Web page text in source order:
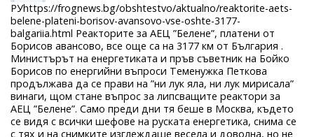
РУhttps://frognews.bg/obshtestvo/aktualno/reaktorite-aets-
belene-plateni-borisov-avansovo-vse-oshte-3177-
balgariia.html Реакторите за АЕЦ ”Белене”, платени от
Борисов авансово, все още са на 3177 км от България .
Министърът на енергетиката и пръв съветник на Бойко
Борисов по енергийни въпроси Теменужка Петкова
продължава да се прави на ”ни лук яла, ни лук мирисала”
винаги, щом стане въпрос за липсващите реактори за
АЕЦ ”Белене”. Само преди дни тя беше в Москва, където
се видя с всички шефове на руската енергетика, снима се
с тях и на снимките изглеждаше весела и доволна, но не